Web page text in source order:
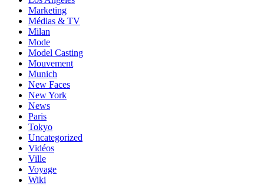
Marketing
Médias & TV
Milan
Mode
Model Casting
Mouvement
Munich
New Faces
New York
News
Paris
Tokyo
Uncategorized
Vidéos
Ville
Voyage
Wiki